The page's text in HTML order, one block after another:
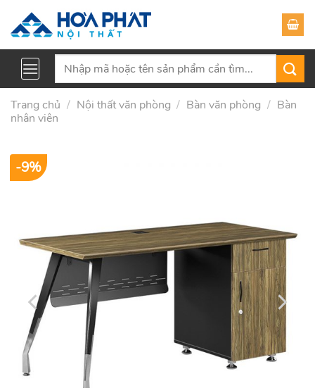
Tìm
Trang chủ / Nội thất văn phòng / Bàn văn phòng / Bàn
nhân viên
-9%